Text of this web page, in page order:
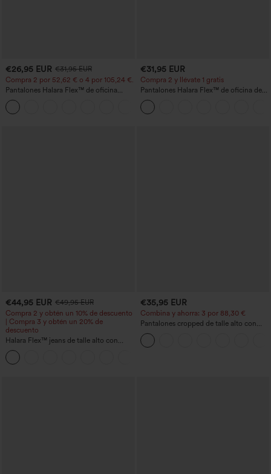
€26,95 EUR €31,95 EUR
Compra 2 por 52,62 € o 4 por 105,24 €.
Pantalones Halara Flex™ de oficina
anchos plisados de tiro alto con bolsillos
en tela tipo gofre
€31,95 EUR
Compra 2 y llévate 1 gratis
Pantalones Halara Flex™ de oficina de
tiro alto ligeramente acampanados con
bolsillos
€44,95 EUR €49,95 EUR
Compra 2 y obtén un 10% de descuento
| Compra 3 y obtén un 20% de
descuento
Halara Flex™ jeans de talle alto con
bolsillos, dobladillo enrollado, pierna
ancha y efecto lavado, estilo casual
€35,95 EUR
Combina y ahorra: 3 por 88,30 €
Pantalones cropped de talle alto con
bolsillos con cremallera y efecto lino